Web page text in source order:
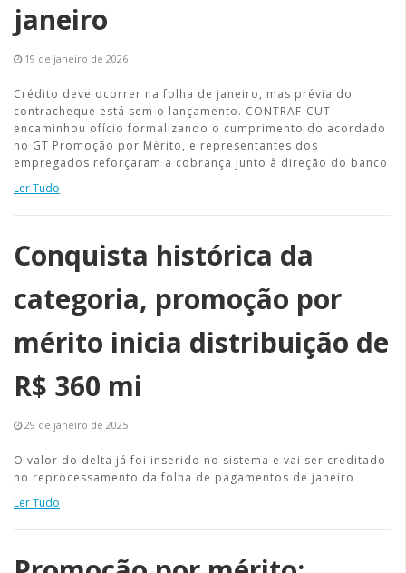
janeiro
19 de janeiro de 2026
Crédito deve ocorrer na folha de janeiro, mas prévia do
contracheque está sem o lançamento. CONTRAF-CUT
encaminhou ofício formalizando o cumprimento do acordado
no GT Promoção por Mérito, e representantes dos
empregados reforçaram a cobrança junto à direção do banco
Ler Tudo
Conquista histórica da
categoria, promoção por
mérito inicia distribuição de
R$ 360 mi
29 de janeiro de 2025
O valor do delta já foi inserido no sistema e vai ser creditado
no reprocessamento da folha de pagamentos de janeiro
Ler Tudo